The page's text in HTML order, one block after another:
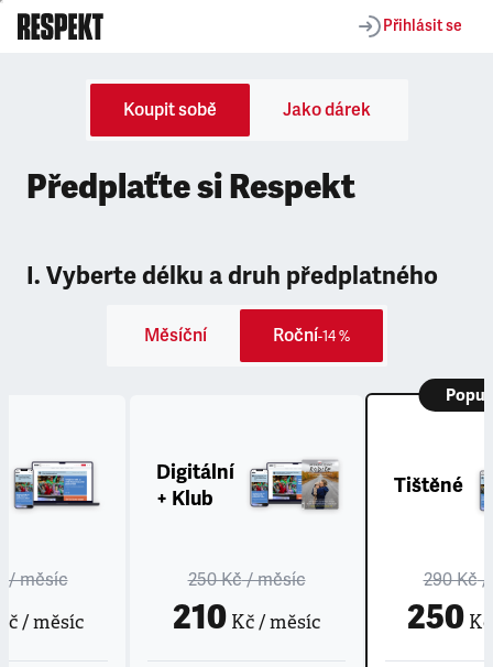
Přihlásit se
Koupit sobě Jako dárek
Předplaťte si Respekt
I. Vyberte délku a druh předplatného
Měsíční Roční-14 %
/ měsíc
/ měsíc
Digitální
+ Klub
250 Kč/ měsíc
210 Kč / měsíc
Tištěné
290 Kč/
250Kč